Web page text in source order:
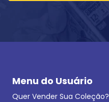
Menu do Usuário
Quer Vender Sua Coleção?